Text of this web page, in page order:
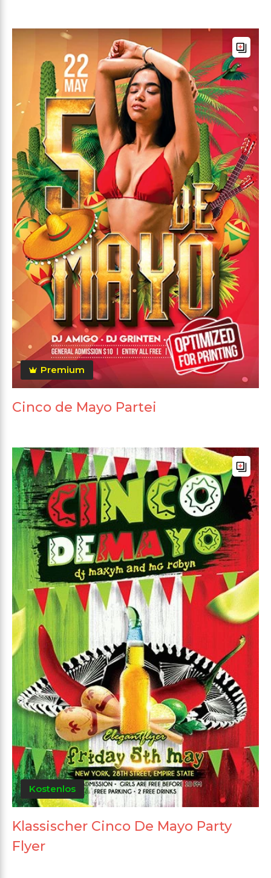
Premium
Cinco de Mayo Partei
Kostenlos
Klassischer Cinco De Mayo Party
Flyer